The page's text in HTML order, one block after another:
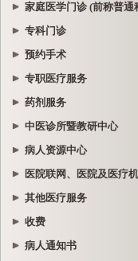
家庭医学门诊 (前称普通
专科门诊
预约手术
专职医疗服务
药剂服务
中医诊所暨教研中心
病人资源中心
医院联网、医院及医疗
其他医疗服务
收费
病人通知书